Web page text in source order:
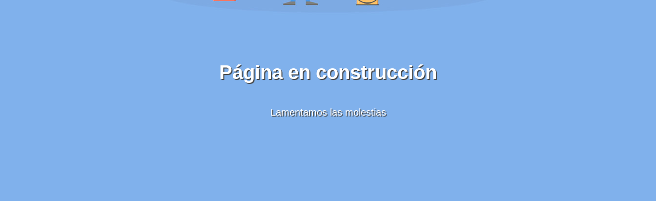
Página en construcción
Lamentamos las molestias